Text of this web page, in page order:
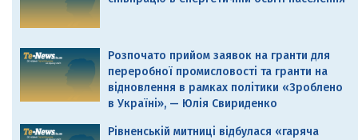
Розпочато прийом заявок на гранти для
переробної промисловості та гранти на
відновлення в рамках політики «Зроблено
в Україні», — Юлія Свириденко
Рівненській митниці відбулася «гаряча